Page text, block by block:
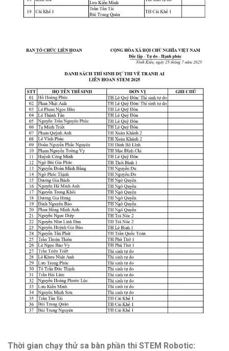
Thời gian chạy thử sa bàn phần thi STEM Robotic: